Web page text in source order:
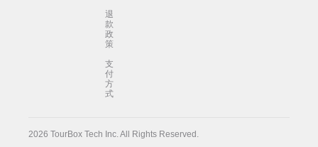
退
款
政
策
支
付
方
式
2026 TourBox Tech Inc. All Rights Reserved.